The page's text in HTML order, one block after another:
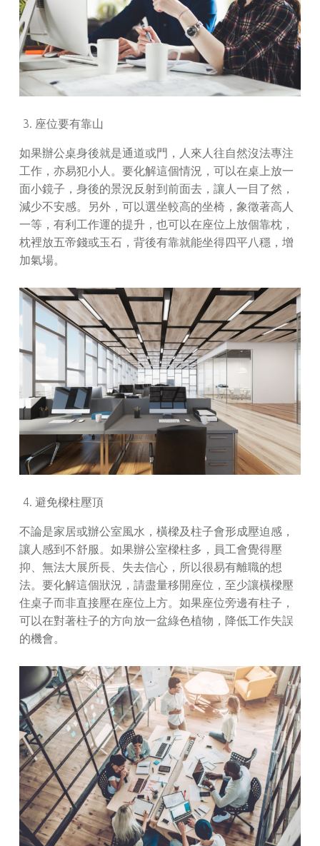
座位要有靠山
如果辦公桌身後就是通道或門，人來人往自然沒法專注
工作，亦易犯小人。要化解這個情況，可以在桌上放一
面小鏡子，身後的景況反射到前面去，讓人一目了然，
減少不安感。另外，可以選坐較高的坐椅，象徵著高人
一等，有利工作運的提升，也可以在座位上放個靠枕，
枕裡放五帝錢或玉石，背後有靠就能坐得四平八穩，增
加氣場。
避免樑柱壓頂
不論是家居或辦公室風水，橫樑及柱子會形成壓迫感，
讓人感到不舒服。如果辦公室樑柱多，員工會覺得壓
抑、無法大展所長、失去信心，所以很易有離職的想
法。要化解這個狀況，請盡量移開座位，至少讓橫樑壓
住桌子而非直接壓在座位上方。如果座位旁邊有柱子，
可以在對著柱子的方向放一盆綠色植物，降低工作失誤
的機會。